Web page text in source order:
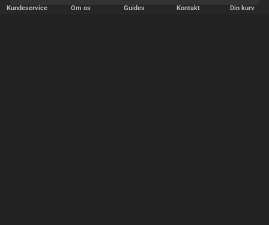
Kundeservice Om os Guides Kontakt Din kurv